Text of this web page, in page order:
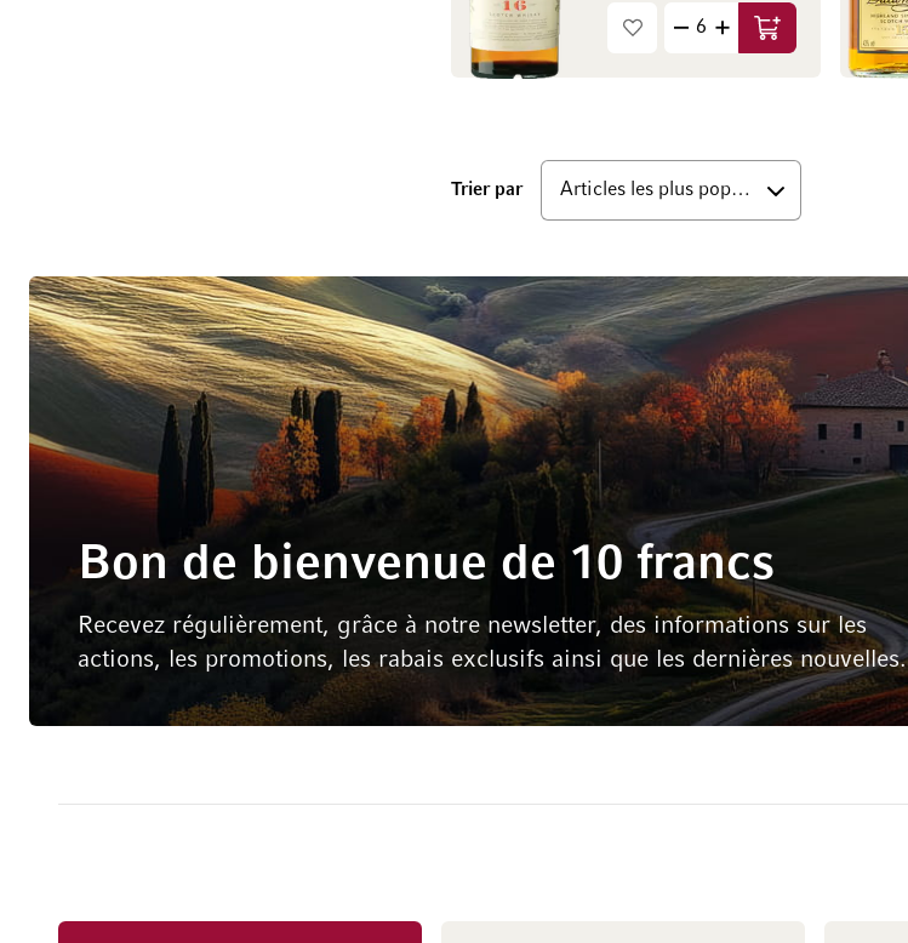
Ajouter au panier
Trier parbas
Bon de bienvenue de 10 francs
Recevez régulièrement, grâce à notre newsletter, des informations sur les
actions, les promotions, les rabais exclusifs ainsi que les dernières nouvelles.